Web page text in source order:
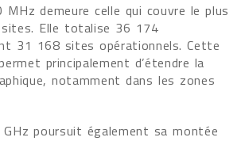
MHz demeure celle qui couvre le plus
Elle totalise 36 174
31 168 sites opérationnels. Cette
principalement d’étendre la
notamment dans les zones
poursuit également sa montée